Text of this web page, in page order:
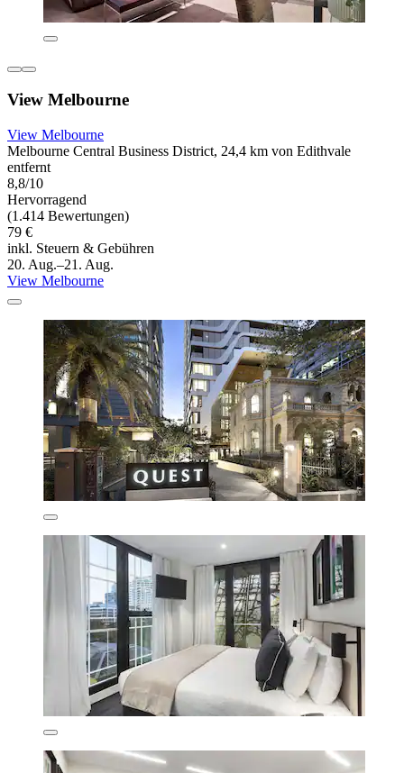
View Melbourne
View Melbourne
Melbourne Central Business District, 24,4 km von Edithvale
entfernt
8,8/10
Hervorragend
(1.414 Bewertungen)
79 €
inkl. Steuern & Gebühren
20. Aug.–21. Aug.
View Melbourne